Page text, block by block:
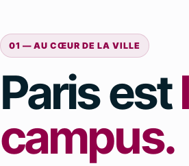
01 — AU CŒUR DE LA VILLE
Paris est
campus.